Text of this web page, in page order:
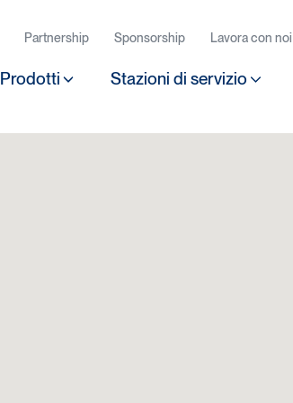
Prodotti Stazioni di servizio
Partnership Sponsorship Lavora con noi